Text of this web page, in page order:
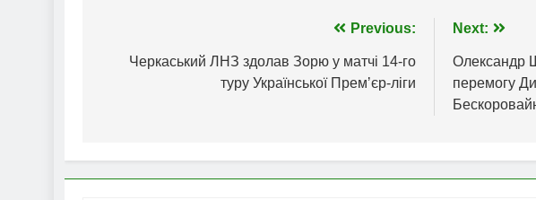
записів
Previous:
Черкаський ЛНЗ здолав Зорю у матчі 14-го
туру Української Премʼєр-ліги
Next:
Олександр
перемогу